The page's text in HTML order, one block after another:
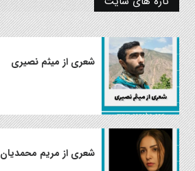
شعری از میثم نصیری
شعری از مریم محمدیان